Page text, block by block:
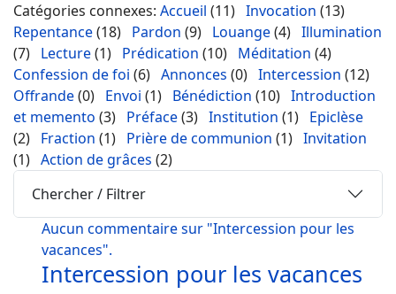
Catégories connexes: Accueil (11) Invocation (13)
Repentance(18) Pardon (9) Louange(4) Illumination
(7) Lecture(1) Prédication (10) Méditation (4)
Confession de foi (6) Annonces (0) Intercession (12)
Offrande(0) Envoi (1) Bénédiction (10) Introduction
et memento (3) Préface(3) Institution (1) Epiclèse
(2) Fraction (1) Prière de communion (1) Invitation
(1) Action de grâces (2)
Chercher / Filtrer
Aucun commentaire sur "Intercession pour les
vacances".
Intercession pour les vacances